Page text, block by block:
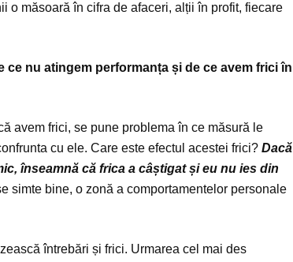
o măsoară în cifra de afaceri, alții în profit, fiecare
nu atingem performanța și de ce avem frici în
avem frici, se pune problema în ce măsură le
cu ele. Care este efectul acestei frici? Dacă
înseamnă că frica a câștigat și eu nu ies din
simte bine, o zonă a comportamentelor personale
întrebări și frici. Urmarea cel mai des